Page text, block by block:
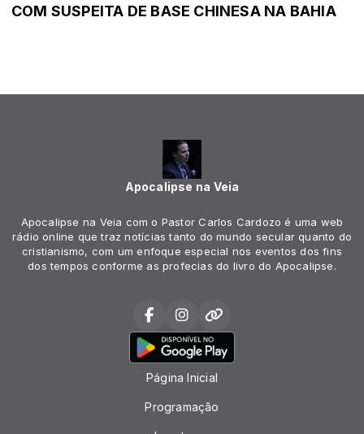
COM SUSPEITA DE BASE CHINESA NA BAHIA
Apocalipse na Veia
Apocalipse na Veia com o Pastor Carlos Cardozo é uma web
rádio online que traz notícias tanto do mundo secular quanto do
cristianismo, com um enfoque especial nos eventos dos fins
dos tempos conforme as profecias do livro do Apocalipse.
Página Inicial
Programação